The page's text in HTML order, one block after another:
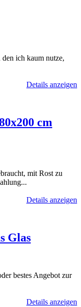
ich kaum nutze,
Details anzeigen
cm
mit Rost zu
Details anzeigen
Glas
bestes Angebot zur
Details anzeigen